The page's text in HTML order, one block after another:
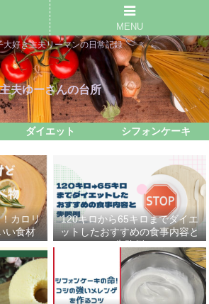
大好き主夫リーマンの日常記録
主夫ゆーさんの台所
ダイエット シフォンケーキ
カロリ
い食材
120キロから65キロまでダイエ
ットしたおすすめの食事内容と
失敗例
MENU